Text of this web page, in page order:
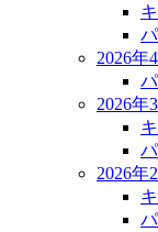
2026年
2026年
2026年